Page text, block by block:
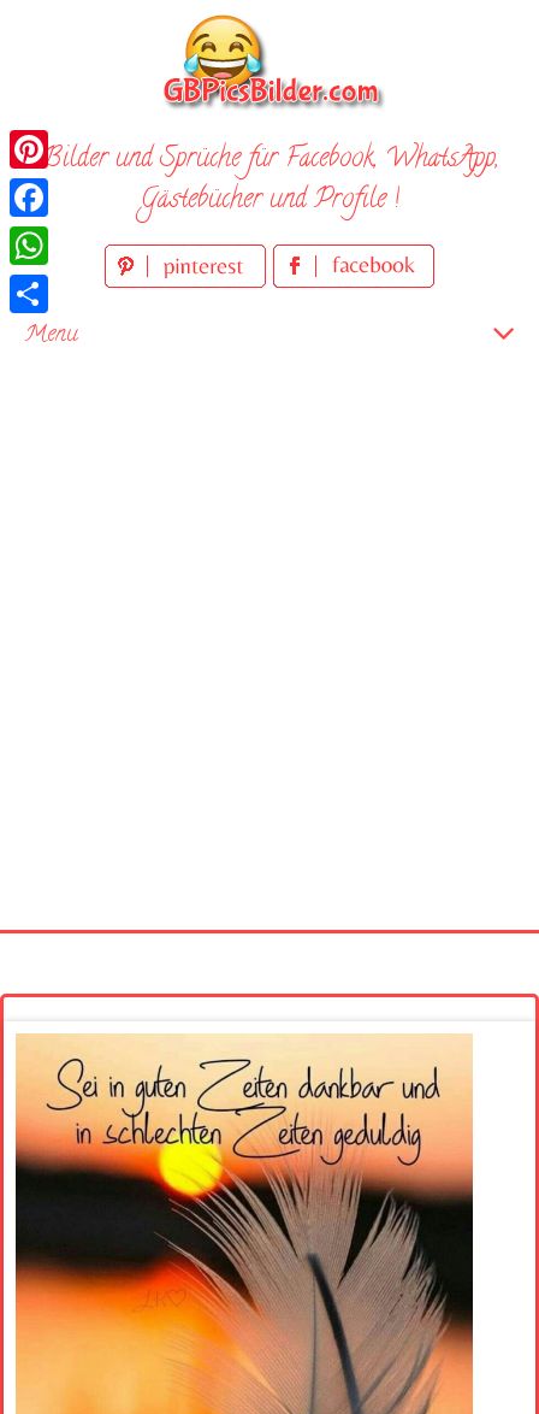
Bilder und Sprüche für Facebook, WhatsApp,
Gästebücher und Profile !
Menu
Pinterest
Facebook
WhatsApp
Teilen